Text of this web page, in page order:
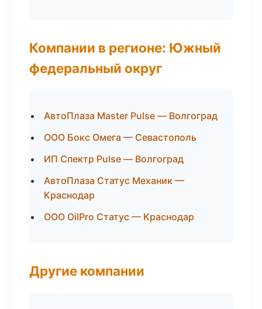
Компании в регионе: Южный
федеральный округ
АвтоПлаза Master Pulse — Волгоград
ООО Бокс Омега — Севастополь
ИП Спектр Pulse — Волгоград
АвтоПлаза Статус Механик —
Краснодар
ООО OilPro Статус — Краснодар
Другие компании